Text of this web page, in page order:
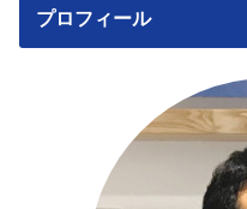
プロフィール